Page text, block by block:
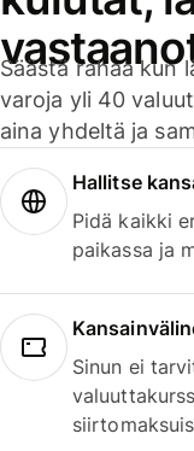
Säästä rahaa kun
varoja yli 40
aina yhdeltä ja
Hallitse
Pidä kaikki
paikassa ja
Sinun ei